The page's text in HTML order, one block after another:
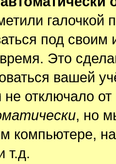
галочкой
под
Это
вашей
не отключало
, но
компьютере,
т.д.